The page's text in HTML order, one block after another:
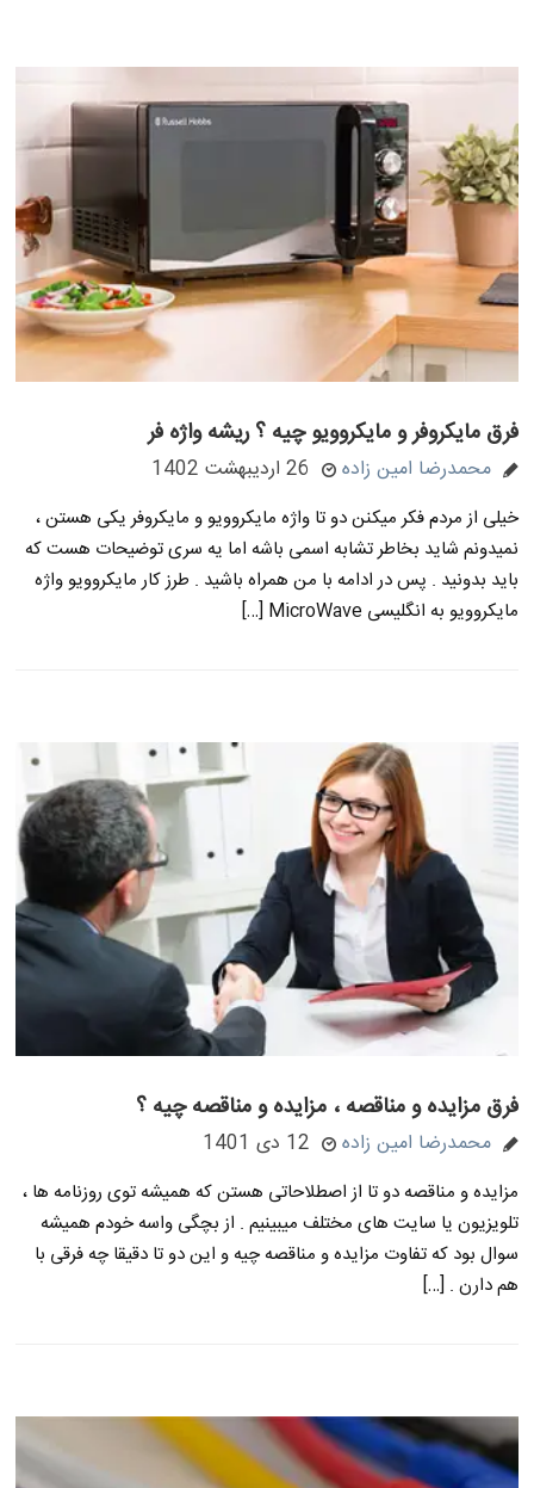
فرق مایکروفر و مایکروویو چیه ؟ ریشه واژه فر
محمدرضا امین زاده 26 اردیبهشت 1402
خیلی از مردم فکر میکنن دو تا واژه مایکروویو و مایکروفر یکی هستن ،
نمیدونم شاید بخاطر تشابه اسمی باشه اما یه سری توضیحات هست که
باید بدونید . پس در ادامه با من همراه باشید . طرز کار مایکروویو واژه
مایکروویو به انگلیسی MicroWave […]
فرق مزایده و مناقصه ، مزایده و مناقصه چیه ؟
محمدرضا امین زاده 12 دی 1401
مزایده و مناقصه دو تا از اصطلاحاتی هستن که همیشه توی روزنامه ها ،
تلویزیون یا سایت های مختلف میبینیم . از بچگی واسه خودم همیشه
سوال بود که تفاوت مزایده و مناقصه چیه و این دو تا دقیقا چه فرقی با
هم دارن . […]